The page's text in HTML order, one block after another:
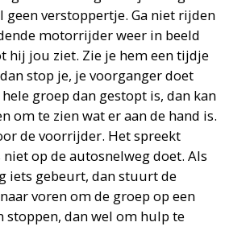
geen verstoppertje. Ga niet rijden
motorrijder weer in beeld
hij jou ziet. Zie je hem een tijdje
stop je, je voorganger doet
groep dan gestopt is, dan kan
om te zien wat er aan de hand is.
de voorrijder. Het spreekt
op de autosnelweg doet. Als
iets gebeurt, dan stuurt de
voren om de groep op een
stoppen, dan wel om hulp te